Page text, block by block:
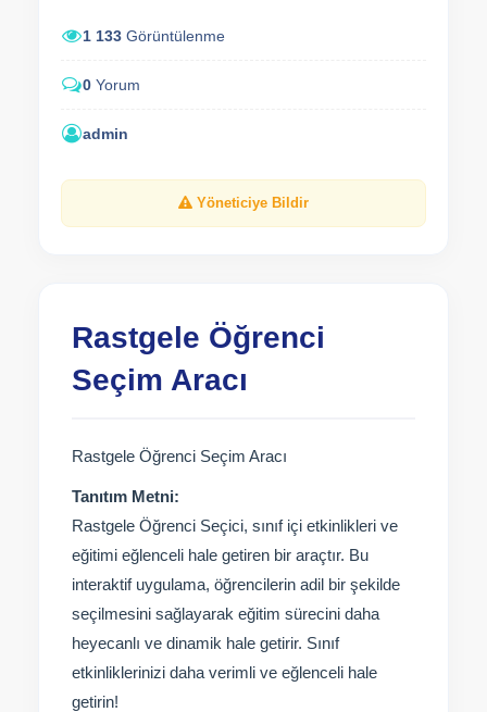
1 133 Görüntülenme
0 Yorum
admin
Yöneticiye Bildir
Rastgele Öğrenci
Seçim Aracı
Rastgele Öğrenci Seçim Aracı
Tanıtım Metni:
Rastgele Öğrenci Seçici, sınıf içi etkinlikleri ve
eğitimi eğlenceli hale getiren bir araçtır. Bu
interaktif uygulama, öğrencilerin adil bir şekilde
seçilmesini sağlayarak eğitim sürecini daha
heyecanlı ve dinamik hale getirir. Sınıf
etkinliklerinizi daha verimli ve eğlenceli hale
getirin!